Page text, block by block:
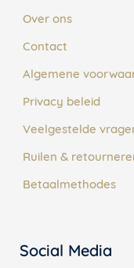
Over ons
Contact
Algemene
Privacy beleid
Veelgestelde
Ruilen &
Betaalmethodes
Social Media